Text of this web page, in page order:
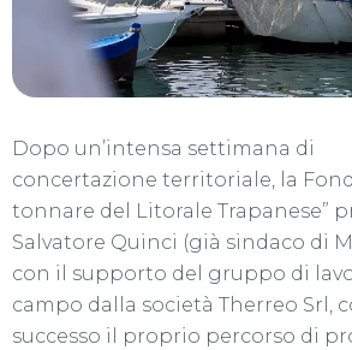
Dopo un’intensa settimana di
concertazione territoriale, la
tonnare del Litorale Trapanese”
Salvatore Quinci (già sindaco di
con il supporto del gruppo di
campo dalla società Therreo Srl,
successo il proprio percorso di